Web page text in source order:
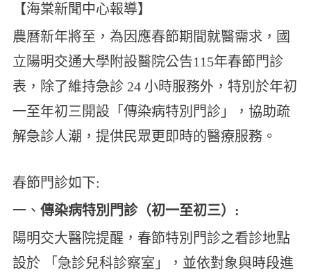
【海棠新聞中心報導】
農曆新年將至，為因應春節期間就醫需求，國
立陽明交通大學附設醫院公告115年春節門診
表，除了維持急診 24 小時服務外，特別於年初
一至年初三開設「傳染病特別門診」，協助疏
解急診人潮，提供民眾更即時的醫療服務。
春節門診如下:
一、 傳染病特別門診（初一至初三）:
陽明交大醫院提醒，春節特別門診之看診地點
設於 「急診兒科診察室」，並依對象與時段進